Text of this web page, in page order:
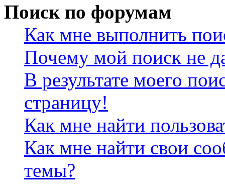
Поиск по форумам
Как мне выполнить
Почему мой поиск не
В результате моего
страницу!
Как мне найти
Как мне найти свои
темы?